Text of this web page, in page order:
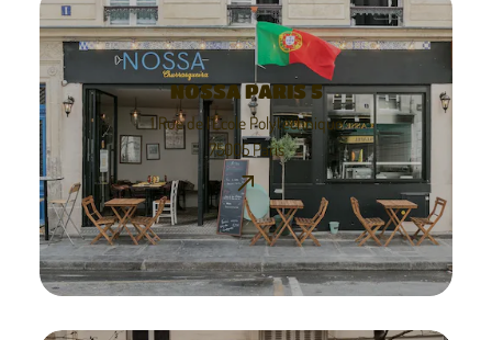
NOSSA PARIS 5
1 Rue de l'École Polytechnique
75005 Paris